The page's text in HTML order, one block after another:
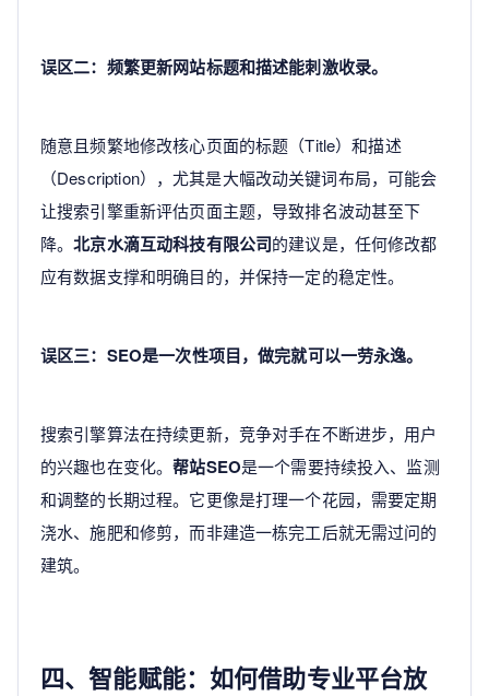
误区二：频繁更新网站标题和描述能刺激收录。
随意且频繁地修改核心页面的标题（Title）和描述
（Description），尤其是大幅改动关键词布局，可能会
让搜索引擎重新评估页面主题，导致排名波动甚至下
降。北京水滴互动科技有限公司的建议是，任何修改都
应有数据支撑和明确目的，并保持一定的稳定性。
误区三：SEO是一次性项目，做完就可以一劳永逸。
搜索引擎算法在持续更新，竞争对手在不断进步，用户
的兴趣也在变化。帮站SEO是一个需要持续投入、监测
和调整的长期过程。它更像是打理一个花园，需要定期
浇水、施肥和修剪，而非建造一栋完工后就无需过问的
建筑。
四、智能赋能：如何借助专业平台放